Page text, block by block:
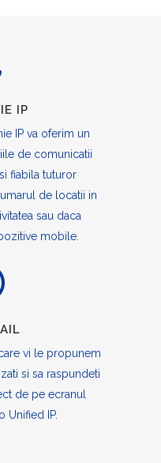
IP
IP va oferim un
de comunicatii
fiabila tuturor
de locatii in
sau daca
mobile.
vi le propunem
si sa raspundeti
de pe ecranul
Unified IP.